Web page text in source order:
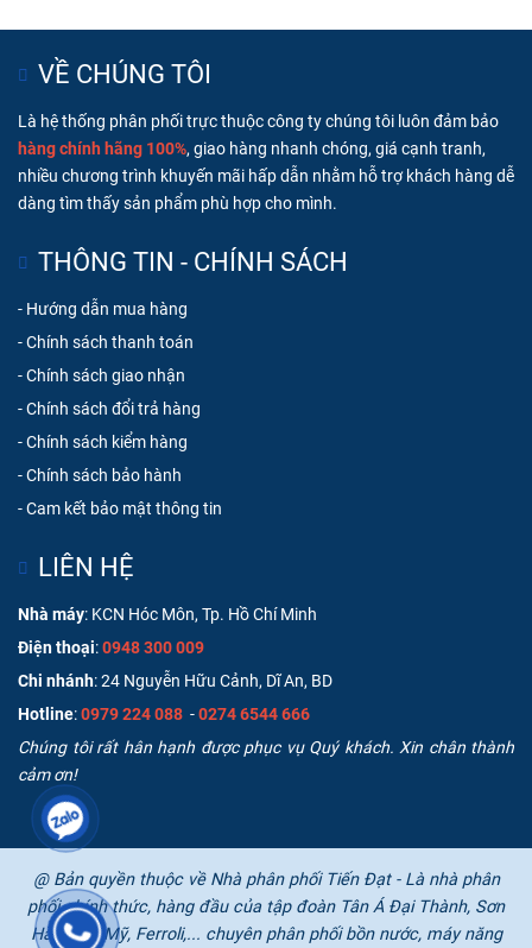
VỀ CHÚNG TÔI
Là hệ thống phân phối trực thuộc công ty chúng tôi luôn đảm bảo
hàng chính hãng 100%, giao hàng nhanh chóng, giá cạnh tranh,
nhiều chương trình khuyến mãi hấp dẫn nhằm hỗ trợ khách hàng dễ
dàng tìm thấy sản phẩm phù hợp cho mình.
THÔNG TIN - CHÍNH SÁCH
- Hướng dẫn mua hàng
-Chính sách thanh toán
-Chính sách giao nhận
-Chính sách đổi trả hàng
-Chính sách kiểm hàng
-Chính sách bảo hành
-Cam kết bảo mật thông tin
LIÊN HỆ
Nhà máy: KCN Hóc Môn, Tp. Hồ Chí Minh
Điện thoại:0948 300 009
Chi nhánh: 24 Nguyễn Hữu Cảnh, Dĩ An, BD
Hotline:0979 224 088 -0274 6544 666
Chúng tôi rất hân hạnh được phục vụ Quý khách. Xin chân thành
cảm ơn!
@ Bản quyền thuộc về Nhà phân phối Tiến Đạt - Là nhà phân
phối chính thức, hàng đầu của tập đoàn Tân Á Đại Thành, Sơn
Hà, Toàn Mỹ, Ferroli,... chuyên phân phối bồn nước, máy năng